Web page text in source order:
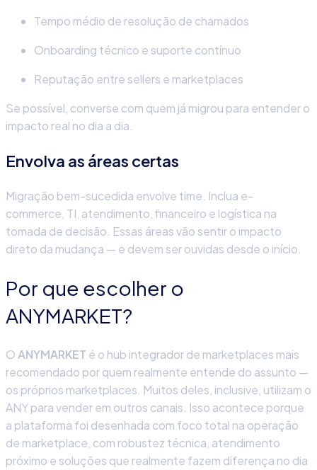
Tempo médio de resolução de chamados
Onboarding técnico e suporte contínuo
Reputação entre sellers e marketplaces
Se possível, converse com quem já migrou para entender o
impacto real no dia a dia.
Envolva as áreas certas
Migração bem-sucedida envolve time. Inclua e-
commerce, TI, atendimento, financeiro e logística na
tomada de decisão. Essas áreas vão sentir o impacto
direto da mudança — e devem ser ouvidas desde o início.
Por que escolher o
ANYMARKET?
OANYMARKET é o hub integrador de marketplaces mais
recomendado por quem realmente entende do assunto —
os próprios marketplaces. Muitos deles, inclusive, utilizam o
ANY para vender em outros canais. Isso acontece porque
a plataforma foi desenhada com foco total na operação
de marketplace, com robustez técnica, atendimento
próximo e soluções que realmente fazem diferença no dia